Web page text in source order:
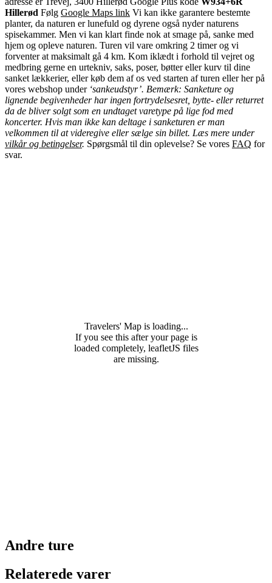
Hillerød Følg Google Maps link Vi kan ikke garantere bestemte
planter, da naturen er lunefuld og dyrene også nyder naturens
spisekammer. Men vi kan klart finde nok at smage på, sanke med
hjem og opleve naturen. Turen vil vare omkring 2 timer og vi
forventer at maksimalt gå 4 km. Kom iklædt i forhold til vejret og
medbring gerne en urtekniv, saks, poser, bøtter eller kurv til dine
sanket lækkerier, eller køb dem af os ved starten af turen eller her på
vores webshop under ‘sankeudstyr’. Bemærk: Sanketure og
lignende begivenheder har ingen fortrydelsesret, bytte- eller returret
da de bliver solgt som en undtaget varetype på lige fod med
koncerter. Hvis man ikke kan deltage i sanketuren er man
velkommen til at videregive eller sælge sin billet. Læs mere under
vilkår og betingelser. Spørgsmål til din oplevelse? Se vores FAQ for
svar.
Travelers' Map is loading...
If you see this after your page is
loaded completely, leafletJS files
are missing.
Andre ture
Relaterede varer